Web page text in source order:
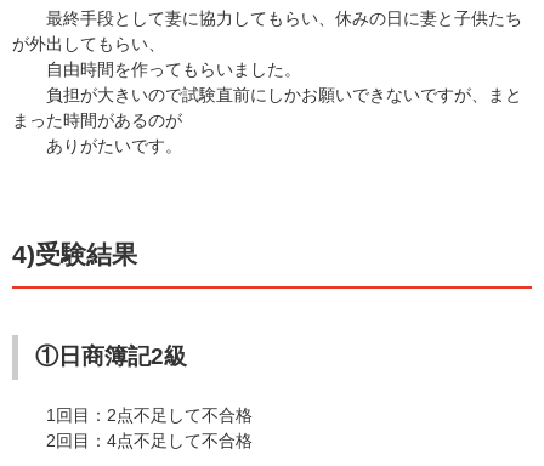
最終手段として妻に協力してもらい、休みの日に妻と子供たち
が外出してもらい、
自由時間を作ってもらいました。
負担が大きいので試験直前にしかお願いできないですが、まと
まった時間があるのが
ありがたいです。
4)受験結果
①日商簿記2級
1回目：2点不足して不合格
2回目：4点不足して不合格